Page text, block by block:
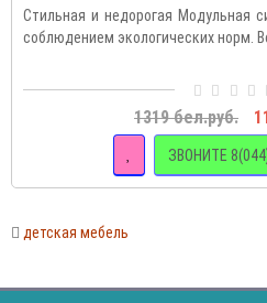
Стильная и недорогая Модульная
соблюдением экологических норм.
1319 бел.руб.
ЗВОНИТЕ
детская мебель